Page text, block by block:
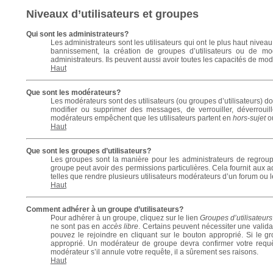
Niveaux d’utilisateurs et groupes
Qui sont les administrateurs?
Les administrateurs sont les utilisateurs qui ont le plus haut
bannissement, la création de groupes d’utilisateurs ou de
administrateurs. Ils peuvent aussi avoir toutes les capacités de
Haut
Que sont les modérateurs?
Les modérateurs sont des utilisateurs (ou groupes d’utilisateurs)
modifier ou supprimer des messages, de verrouiller,
modérateurs empêchent que les utilisateurs partent en hors-sujet
Haut
Que sont les groupes d’utilisateurs?
Les groupes sont la manière pour les administrateurs de
groupe peut avoir des permissions particulières. Cela fournit aux
telles que rendre plusieurs utilisateurs modérateurs d’un forum ou
Haut
Comment adhérer à un groupe d’utilisateurs?
Pour adhérer à un groupe, cliquez sur le lienGroupes d’utilisateurs
ne sont pas en accès libre. Certains peuvent nécessiter une
pouvez le rejoindre en cliquant sur le bouton approprié. Si le
approprié. Un modérateur de groupe devra confirmer votre
modérateur s’il annule votre requête, il a sûrement ses raisons.
Haut